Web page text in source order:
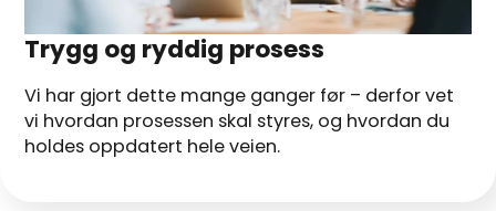
Trygg og ryddig prosess
Vi har gjort dette mange ganger før – derfor vet
vi hvordan prosessen skal styres, og hvordan du
holdes oppdatert hele veien.